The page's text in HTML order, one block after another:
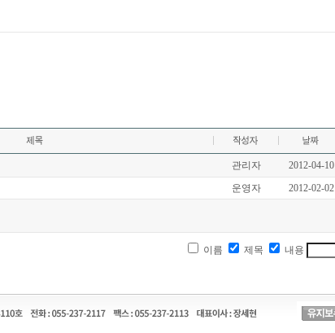
관리자 2012-04-10
운영자 2012-02-02
이름 제목 내용